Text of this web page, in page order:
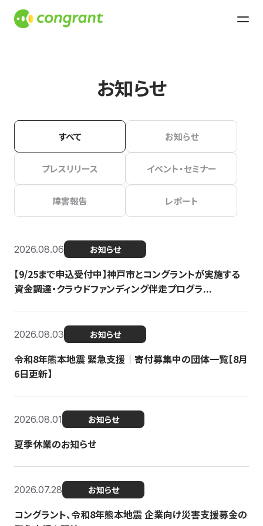
お知らせ
すべて お知らせ
プレスリリース イベント・セミナー
障害報告 レポート
2026.08.06 お知らせ
【9/25まで申込受付中】神戸市とコングラントが実施する
資金調達・クラウドファンディング伴走プログラ...
2026.08.03 お知らせ
令和8年熊本地震 緊急支援｜寄付募集中の団体一覧【8月
6日更新】
2026.08.01 お知らせ
夏季休業のお知らせ
2026.07.28 お知らせ
コングラント、令和8年熊本地震 企業向け災害支援募金の